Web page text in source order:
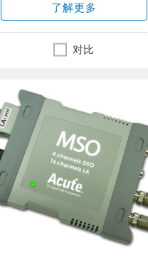
了解更多
对比